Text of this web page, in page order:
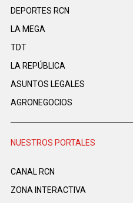
DEPORTES RCN
LA MEGA
TDT
LA REPÚBLICA
ASUNTOS LEGALES
AGRONEGOCIOS
NUESTROS PORTALES
CANAL RCN
ZONA INTERACTIVA